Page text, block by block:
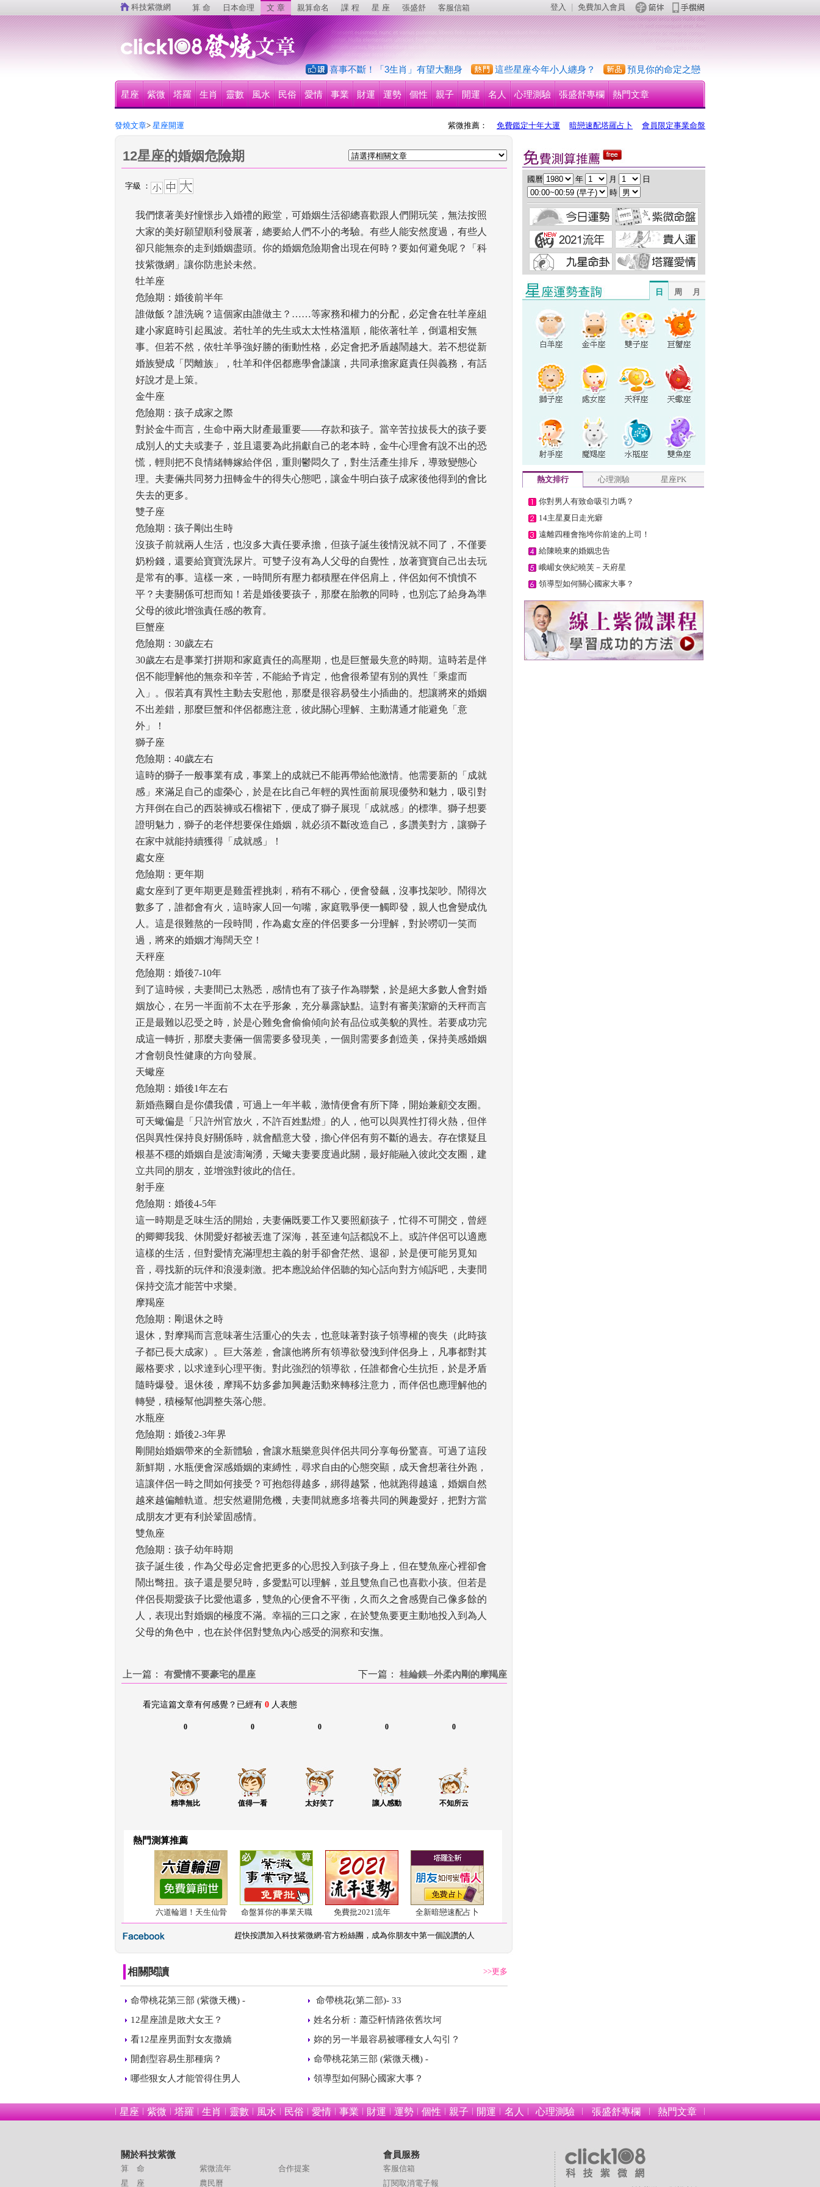
科技紫微網 算 命 日本命理 文 章 親算命名 課 程 星 座 張盛舒 客服信箱 登入 免費加入會員
喜事不斷！「3生肖」有望大翻身 這些星座今年小人纏身？ 預見你的命定之戀
星座 紫微 塔羅 生肖 靈數 風水 民俗 愛情 事業 財運 運勢 個性 親子 開運 名人 心理測驗 張盛舒專欄 熱門文章
發燒文章> 星座開運 會員限定事業命盤
暗戀速配塔羅占卜
免費鑑定十年大運
紫微推薦：
12星座的婚姻危險期
字級 ：
我們懷著美好憧憬步入婚禮的殿堂，可婚姻生活卻總喜歡跟人們開玩笑，無法按照
大家的美好願望順利發展著，總要給人們不小的考驗。有些人能安然度過，有些人
卻只能無奈的走到婚姻盡頭。你的婚姻危險期會出現在何時？要如何避免呢？「科
技紫微網」讓你防患於未然。
牡羊座
危險期：婚後前半年
誰做飯？誰洗碗？這個家由誰做主？……等家務和權力的分配，必定會在牡羊座組
建小家庭時引起風波。若牡羊的先生或太太性格溫順，能依著牡羊，倒還相安無
事。但若不然，依牡羊爭強好勝的衝動性格，必定會把矛盾越鬧越大。若不想從新
婚族變成「閃離族」，牡羊和伴侶都應學會謙讓，共同承擔家庭責任與義務，有話
好說才是上策。
金牛座
危險期：孩子成家之際
對於金牛而言，生命中兩大財產最重要——存款和孩子。當辛苦拉拔長大的孩子要
成別人的丈夫或妻子，並且還要為此捐獻自己的老本時，金牛心理會有說不出的恐
慌，輕則把不良情緒轉嫁給伴侶，重則鬱悶久了，對生活產生排斥，導致變態心
理。夫妻倆共同努力扭轉金牛的得失心態吧，讓金牛明白孩子成家後他得到的會比
失去的更多。
雙子座
危險期：孩子剛出生時
沒孩子前就兩人生活，也沒多大責任要承擔，但孩子誕生後情況就不同了，不僅要
奶粉錢，還要給寶寶洗尿片。可雙子沒有為人父母的自覺性，放著寶寶自己出去玩
是常有的事。這樣一來，一時間所有壓力都積壓在伴侶肩上，伴侶如何不憤憤不
平？夫妻關係可想而知！若是婚後要孩子，那麼在胎教的同時，也別忘了給身為準
父母的彼此增強責任感的教育。
巨蟹座
危險期：30歲左右
30歲左右是事業打拼期和家庭責任的高壓期，也是巨蟹最失意的時期。這時若是伴
侶不能理解他的無奈和辛苦，不能給予肯定，他會很希望有別的異性「乘虛而
入」。假若真有異性主動去安慰他，那麼是很容易發生小插曲的。想讓將來的婚姻
不出差錯，那麼巨蟹和伴侶都應注意，彼此關心理解、主動溝通才能避免「意
外」！
獅子座
危險期：40歲左右
這時的獅子一般事業有成，事業上的成就已不能再帶給他激情。他需要新的「成就
感」來滿足自己的虛榮心，於是在比自己年輕的異性面前展現優勢和魅力，吸引對
方拜倒在自己的西裝褲或石榴裙下，便成了獅子展現「成就感」的標準。獅子想要
證明魅力，獅子的老伴想要保住婚姻，就必須不斷改造自己，多讚美對方，讓獅子
在家中就能持續獲得「成就感」！
處女座
危險期：更年期
處女座到了更年期更是雞蛋裡挑刺，稍有不稱心，便會發飆，沒事找架吵。鬧得次
數多了，誰都會有火，這時家人回一句嘴，家庭戰爭便一觸即發，親人也會變成仇
人。這是很難熬的一段時間，作為處女座的伴侶要多一分理解，對於嘮叨一笑而
過，將來的婚姻才海闊天空！
天秤座
危險期：婚後7-10年
到了這時候，夫妻間已太熟悉，感情也有了孩子作為聯繫，於是絕大多數人會對婚
姻放心，在另一半面前不太在乎形象，充分暴露缺點。這對有審美潔癖的天秤而言
正是最難以忍受之時，於是心難免會偷偷傾向於有品位或美貌的異性。若要成功完
成這一轉折，那麼夫妻倆一個需要多發現美，一個則需要多創造美，保持美感婚姻
才會朝良性健康的方向發展。
天蠍座
危險期：婚後1年左右
新婚燕爾自是你儂我儂，可過上一年半載，激情便會有所下降，開始兼顧交友圈。
可天蠍偏是「只許州官放火，不許百姓點燈」的人，他可以與異性打得火熱，但伴
侶與異性保持良好關係時，就會醋意大發，擔心伴侶有剪不斷的過去。存在懷疑且
根基不穩的婚姻自是波濤洶湧，天蠍夫妻要度過此關，最好能融入彼此交友圈，建
立共同的朋友，並增強對彼此的信任。
射手座
危險期：婚後4-5年
這一時期是乏味生活的開始，夫妻倆既要工作又要照顧孩子，忙得不可開交，曾經
的卿卿我我、休閒愛好都被丟進了深海，甚至連句話都說不上。或許伴侶可以適應
這樣的生活，但對愛情充滿理想主義的射手卻會茫然、退卻，於是便可能另覓知
音，尋找新的玩伴和浪漫刺激。把本應說給伴侶聽的知心話向對方傾訴吧，夫妻間
保持交流才能苦中求樂。
摩羯座
危險期：剛退休之時
退休，對摩羯而言意味著生活重心的失去，也意味著對孩子領導權的喪失（此時孩
子都已長大成家）。巨大落差，會讓他將所有領導欲發洩到伴侶身上，凡事都對其
嚴格要求，以求達到心理平衡。對此強烈的領導欲，任誰都會心生抗拒，於是矛盾
隨時爆發。退休後，摩羯不妨多參加興趣活動來轉移注意力，而伴侶也應理解他的
轉變，積極幫他調整失落心態。
水瓶座
危險期：婚後2-3年界
剛開始婚姻帶來的全新體驗，會讓水瓶樂意與伴侶共同分享每份驚喜。可過了這段
新鮮期，水瓶便會深感婚姻的束縛性，尋求自由的心態突顯，成天會想著往外跑，
這讓伴侶一時之間如何接受？可抱怨得越多，綁得越緊，他就跑得越遠，婚姻自然
越來越偏離軌道。想安然避開危機，夫妻間就應多培養共同的興趣愛好，把對方當
成朋友才更有利於鞏固感情。
雙魚座
危險期：孩子幼年時期
孩子誕生後，作為父母必定會把更多的心思投入到孩子身上，但在雙魚座心裡卻會
鬧出彆扭。孩子還是嬰兒時，多愛點可以理解，並且雙魚自己也喜歡小孩。但若是
伴侶長期愛孩子比愛他還多，雙魚的心便會不平衡，久而久之會感覺自己像多餘的
人，表現出對婚姻的極度不滿。幸福的三口之家，在於雙魚要更主動地投入到為人
父母的角色中，也在於伴侶對雙魚內心感受的洞察和安撫。
上一篇： 有愛情不要豪宅的星座 下一篇： 桂綸鎂─外柔內剛的摩羯座
看完這篇文章有何感覺？已經有 0 人表態
0
精準無比
0
值得一看
0
太好笑了
0
讓人感動
0
不知所云
熱門測算推薦
六道輪迴！天生仙骨 命盤算你的事業天職 免費批2021流年 全新暗戀速配占卜
趕快按讚加入科技紫微網-官方粉絲團 ，成為你朋友中第一個說讚的人
相關閱讀 >>更多
命帶桃花第三部 (紫微天機) -
12星座誰是敗犬女王？
看12星座男面對女友撒嬌
開創型容易生那種病？
哪些狠女人才能管得住男人
命帶桃花(第二部)- 33
姓名分析：蕭亞軒情路依舊坎坷
妳的另一半最容易被哪種女人勾引？
命帶桃花第三部 (紫微天機) -
領導型如何關心國家大事？
國曆 年 月
日
時
月
周
日
熱文排行 心理測驗 星座PK
你對男人有致命吸引力嗎？
14主星夏日走光癖
遠離四種會拖垮你前途的上司！
給陳曉東的婚姻忠告
峨嵋女俠紀曉芙－天府星
領導型如何關心國家大事？
星座 紫微 塔羅 生肖 靈數 風水 民俗 愛情 事業 財運 運勢 個性 親子 開運 名人 心理測驗 張盛舒專欄 熱門文章
關於科技紫微
算 命
星 座
紫微流年
農民曆
合作提案
會員服務
客服信箱
訂閱取消電子報